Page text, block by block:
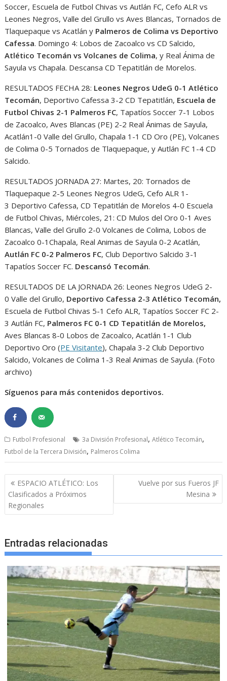
Soccer, Escuela de Futbol Chivas vs Autlán FC, Cefo ALR vs
Leones Negros, Valle del Grullo vs Aves Blancas, Tornados de
Tlaquepaque vs Acatlán y Palmeros de Colima vs Deportivo
Cafessa. Domingo 4: Lobos de Zacoalco vs CD Salcido,
Atlético Tecomán vs Volcanes de Colima, y Real Ánima de
Sayula vs Chapala. Descansa CD Tepatitlán de Morelos.
RESULTADOS FECHA 28: Leones Negros UdeG 0-1 Atlético
Tecomán, Deportivo Cafessa 3-2 CD Tepatitlán, Escuela de
Futbol Chivas 2-1 Palmeros FC, Tapatíos Soccer 7-1 Lobos
de Zacoalco, Aves Blancas (PE) 2-2 Real Ánimas de Sayula,
Acatlán1-0 Valle del Grullo, Chapala 1-1 CD Oro (PE), Volcanes
de Colima 0-5 Tornados de Tlaquepaque, y Autlán FC 1-4 CD
Salcido.
RESULTADOS JORNADA 27: Martes, 20: Tornados de
Tlaquepaque 2-5 Leones Negros UdeG, Cefo ALR 1-
3 Deportivo Cafessa, CD Tepatitlán de Morelos 4-0 Escuela
de Futbol Chivas, Miércoles, 21: CD Mulos del Oro 0-1 Aves
Blancas, Valle del Grullo 2-0 Volcanes de Colima, Lobos de
Zacoalco 0-1Chapala, Real Animas de Sayula 0-2 Acatlán,
Autlán FC 0-2 Palmeros FC, Club Deportivo Salcido 3-1
Tapatíos Soccer FC. Descansó Tecomán.
RESULTADOS DE LA JORNADA 26: Leones Negros UdeG 2-
0 Valle del Grullo, Deportivo Cafessa 2-3 Atlético Tecomán,
Escuela de Futbol Chivas 5-1 Cefo ALR, Tapatíos Soccer FC 2-
3 Autlán FC, Palmeros FC 0-1 CD Tepatitlán de Morelos,
Aves Blancas 8-0 Lobos de Zacoalco, Acatlán 1-1 Club
Deportivo Oro (PE Visitante), Chapala 3-2 Club Deportivo
Salcido, Volcanes de Colima 1-3 Real Animas de Sayula. (Foto
archivo)
Síguenos para más contenidos deportivos.
Futbol Profesional 3a División Profesional,Atlético Tecomán,
Futbol de la Tercera División, Palmeros Colima
Navegación
de
entradas
ESPACIO ATLÉTICO: Los
Clasificados a Próximos
Regionales
Vuelve por sus Fueros JF
Mesina
Entradas relacionadas